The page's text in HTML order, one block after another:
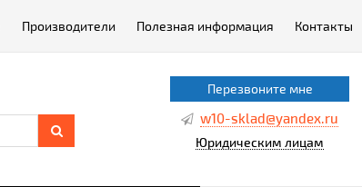
Производители Полезная информация Контакты
Перезвоните мне
w10-sklad@yandex.ru
Юридическим лицам